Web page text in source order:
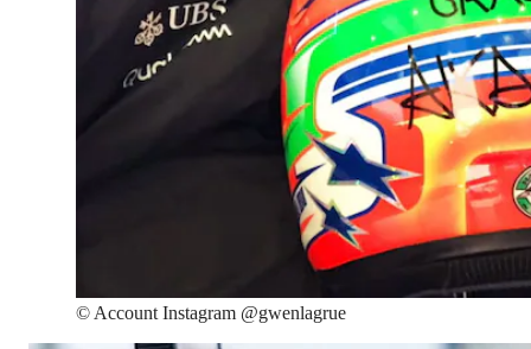
© Account Instagram @gwenlagrue